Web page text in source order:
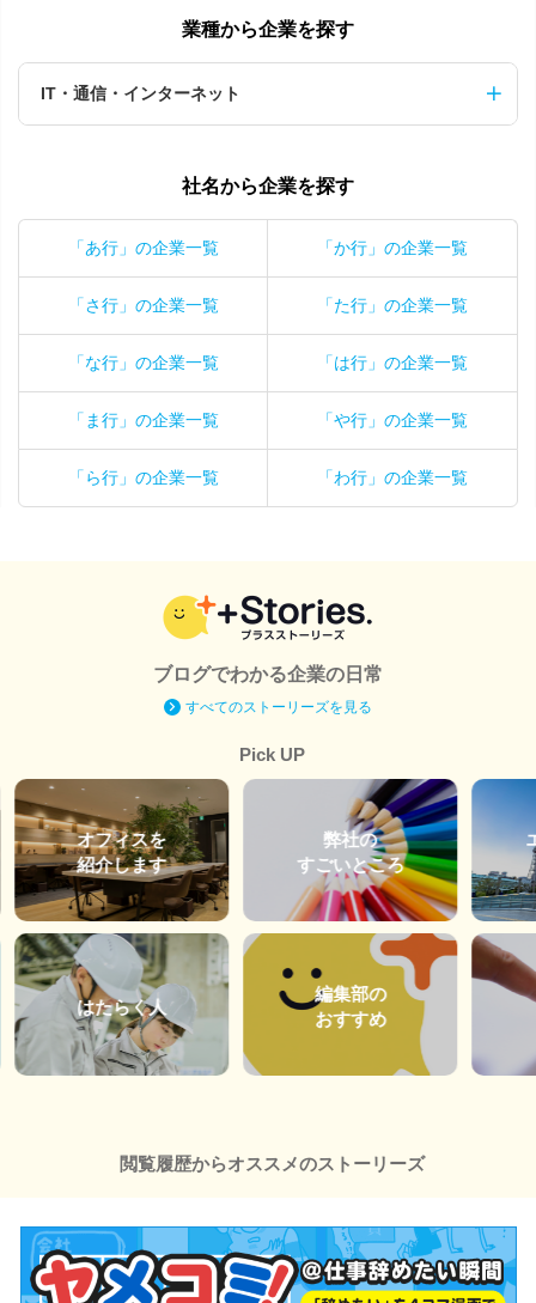
業種から企業を探す
IT・通信・インターネット
社名から企業を探す
「あ行」の企業一覧 「か行」の企業一覧
「さ行」の企業一覧 「た行」の企業一覧
「な行」の企業一覧 「は行」の企業一覧
「ま行」の企業一覧 「や行」の企業一覧
「ら行」の企業一覧 「わ行」の企業一覧
ブログでわかる企業の日常
すべてのストーリーズを見る
Pick UP
オフィスを
紹介します
はたらく人
弊社の
すごいところ
編集部の
おすすめ
閲覧履歴からオススメのストーリーズ